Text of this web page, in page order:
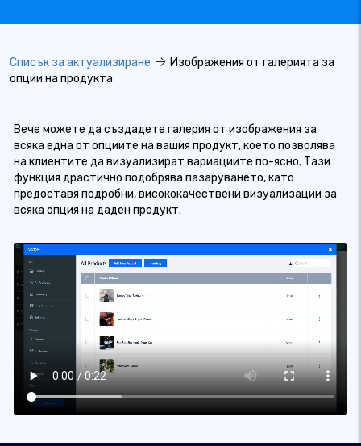
Списък за актуализиране
Изображения от галерията за
опции на продукта
Вече можете да създадете галерия от изображения за
всяка една от опциите на вашия продукт, което позволява
на клиентите да визуализират вариациите по-ясно. Тази
функция драстично подобрява пазаруването, като
предоставя подробни, висококачествени визуализации за
всяка опция на даден продукт.